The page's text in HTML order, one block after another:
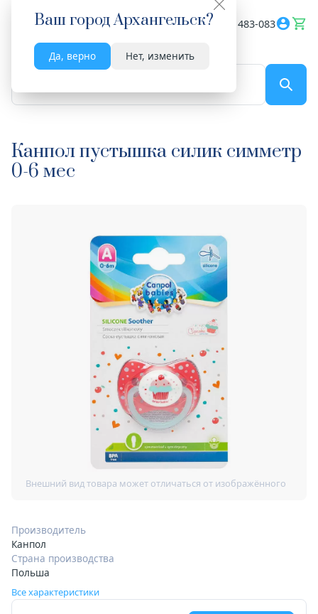
Ваш городАрхангельск?
Да, верно Нет, изменить
Весь сайт 8182 483-083
Канпол пустышка силик симметр
0-6 мес
Производитель
Канпол
Страна производства
Польша
Все характеристики